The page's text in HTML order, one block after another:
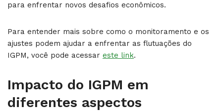
para enfrentar novos desafios econômicos.
Para entender mais sobre como o monitoramento e os
ajustes podem ajudar a enfrentar as flutuações do
IGPM, você pode acessar este link.
Impacto do IGPM em
diferentes aspectos